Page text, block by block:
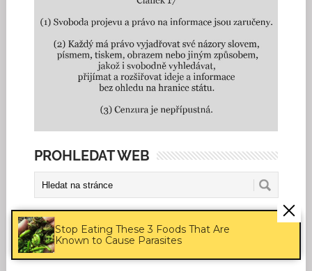
Stop Eating These 3 Foods That Are
Known to Cause Parasites
PROHLEDAT WEB
SLEDUJTE NÁS